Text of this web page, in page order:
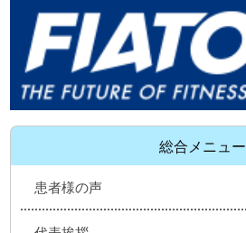
総合メニュー
患者様の声